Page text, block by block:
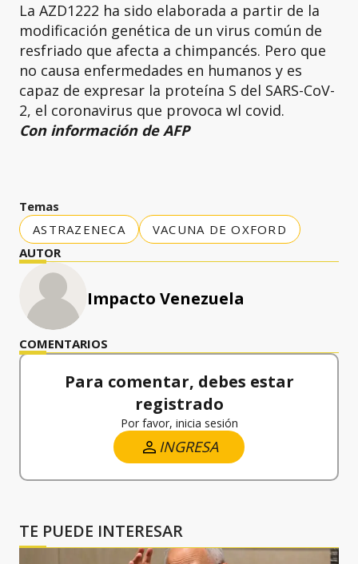
La AZD1222 ha sido elaborada a partir de la
modificación genética de un virus común de
resfriado que afecta a chimpancés. Pero que
no causa enfermedades en humanos y es
capaz de expresar la proteína S del SARS-CoV-
2, el coronavirus que provoca wl covid.
Con información de AFP
Temas
ASTRAZENECA
VACUNA DE OXFORD
AUTOR
Impacto Venezuela
COMENTARIOS
Para comentar, debes estar
registrado
Por favor, inicia sesión
INGRESA
TE PUEDE INTERESAR